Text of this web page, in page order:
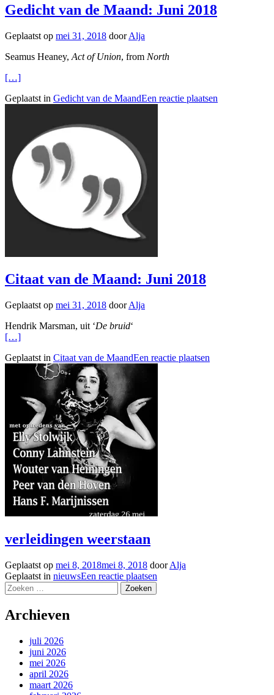
Gedicht van de Maand: Juni 2018
Geplaatst op mei 31, 2018 doorAlja
Seamus Heaney, Act of Union, from North
[…]
Geplaatst in Gedicht van de MaandEen reactie plaatsen
Citaat van de Maand: Juni 2018
Geplaatst op mei 31, 2018 doorAlja
Hendrik Marsman, uit ‘De bruid‘
[…]
Geplaatst in Citaat van de MaandEen reactie plaatsen
verleidingen weerstaan
Geplaatst op mei 8, 2018mei 8, 2018 doorAlja
Geplaatst in nieuwsEen reactie plaatsen
Zoeken
naar:
Archieven
juli 2026
juni 2026
mei 2026
april 2026
maart 2026